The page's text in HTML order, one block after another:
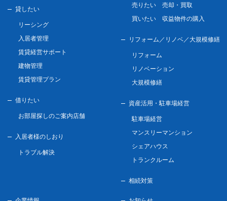
貸したい
リーシング
入居者管理
賃貸経営サポート
建物管理
賃貸管理プラン
借りたい
お部屋探しのご案内店舗
入居者様のしおり
トラブル解決
売りたい 売却・買取
買いたい 収益物件の購入
リフォーム／リノベ／ 大規模修繕
リフォーム
リノベーション
大規模修繕
資産活用・駐車場経営
駐車場経営
マンスリーマンション
シェアハウス
トランクルーム
相続対策